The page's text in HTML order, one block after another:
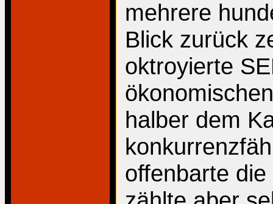
mehrere
Blick zurück
oktroyierte
halber dem
offenbarte